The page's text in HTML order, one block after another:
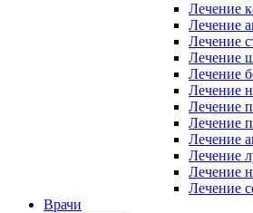
Лечение
Лечение
Лечение
Лечение
Лечение
Лечение
Лечение
Лечение
Лечение
Лечение
Лечение
Лечение
Врачи